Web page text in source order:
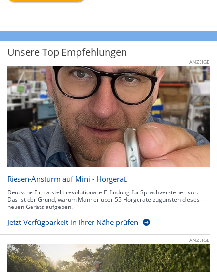
Unsere Top Empfehlungen
ANZEIGE
Riesen-Ansturm auf Mini - Hörgerät.
Deutsche Firma stellt revolutionäre Erfindung für Sprachverstehen vor.
Das ist der Grund, warum Männer über 55 Hörgeräte zugunsten dieses
neuen Geräts aufgeben.
Jetzt Verfügbarkeit in Ihrer Nähe prüfen
ANZEIGE